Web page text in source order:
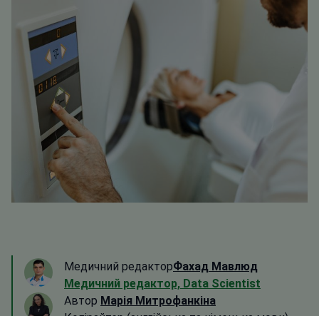
Медичний редакторФахад Мавлюд
Медичний редактор, Data Scientist
Автор Марія Митрофанкіна